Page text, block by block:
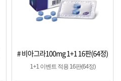
# 비아그라100mg 1+1 16판(64정)
1+1 이벤트 적용 16판(64정)